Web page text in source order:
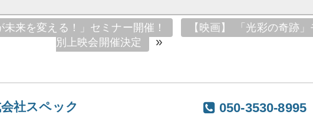
未来を変える！」セミナー開催！
【映画】 「光彩の奇跡
別上映会開催決定
»
社スペック 050-3530-8995